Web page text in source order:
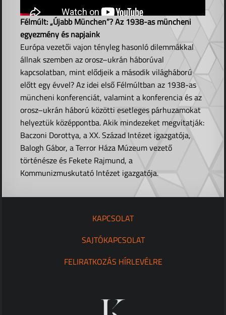
Félmúlt: „Újabb München”? Az 1938-as müncheni
egyezmény és napjaink
Európa vezetői vajon tényleg hasonló dilemmákkal
állnak szemben az orosz–ukrán háborúval
kapcsolatban, mint elődjeik a második világháború
előtt egy évvel? Az idei első Félmúltban az 1938-as
müncheni konferenciát, valamint a konferencia és az
orosz–ukrán háború közötti esetleges párhuzamokat
helyeztük középpontba. Akik mindezeket megvitatják:
Baczoni Dorottya, a XX. Század Intézet igazgatója,
Balogh Gábor, a Terror Háza Múzeum vezető
történésze és Fekete Rajmund, a
Kommunizmuskutató Intézet igazgatója.
KAPCSOLAT
SAJTÓKAPCSOLAT
FELIRATKOZÁS HÍRLEVÉLRE